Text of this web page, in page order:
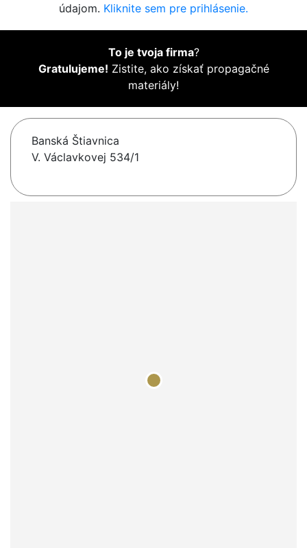
údajom. Kliknite sem pre prihlásenie.
To je tvoja firma?
Gratulujeme! Zistite, ako získať propagačné
materiály!
Banská Štiavnica
V. Václavkovej 534/1